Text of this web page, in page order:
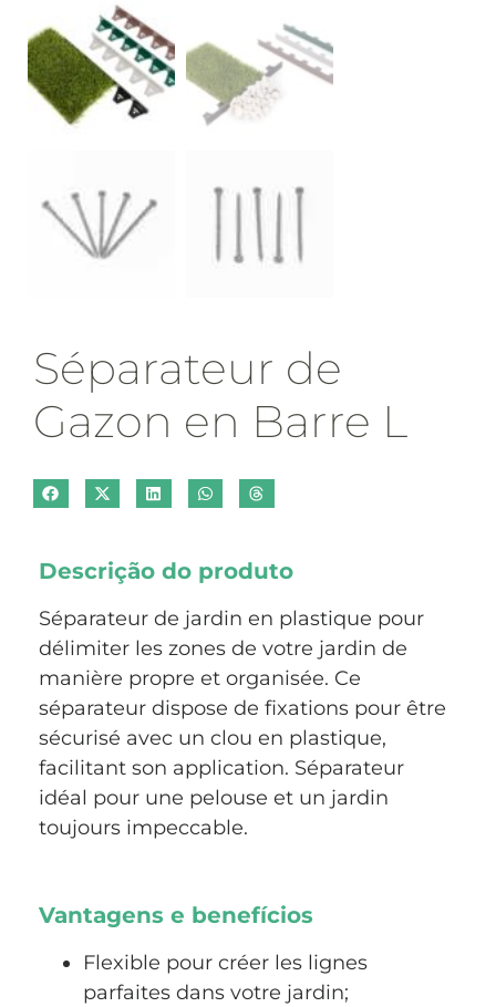
Séparateur de
Gazon en Barre L
Descrição do produto
Séparateur de jardin en plastique pour
délimiter les zones de votre jardin de
manière propre et organisée. Ce
séparateur dispose de fixations pour être
sécurisé avec un clou en plastique,
facilitant son application. Séparateur
idéal pour une pelouse et un jardin
toujours impeccable.
Vantagens e benefícios
Flexible pour créer les lignes
parfaites dans votre jardin;